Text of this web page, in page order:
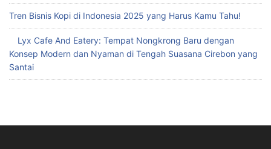
Tren Bisnis Kopi di Indonesia 2025 yang Harus Kamu Tahu!
Lyx Cafe And Eatery: Tempat Nongkrong Baru dengan
Konsep Modern dan Nyaman di Tengah Suasana Cirebon yang
Santai